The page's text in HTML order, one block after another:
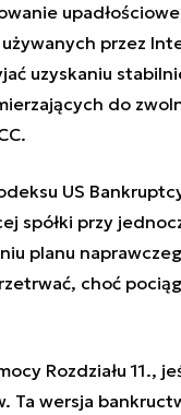
przez
uzyskaniu
do
US
spółki przy
planu
choć
Rozdziału
Ta wersja